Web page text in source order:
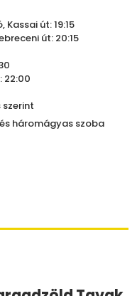
út: 19:15
út: 20:15
22:00
szerint
háromágyas szoba